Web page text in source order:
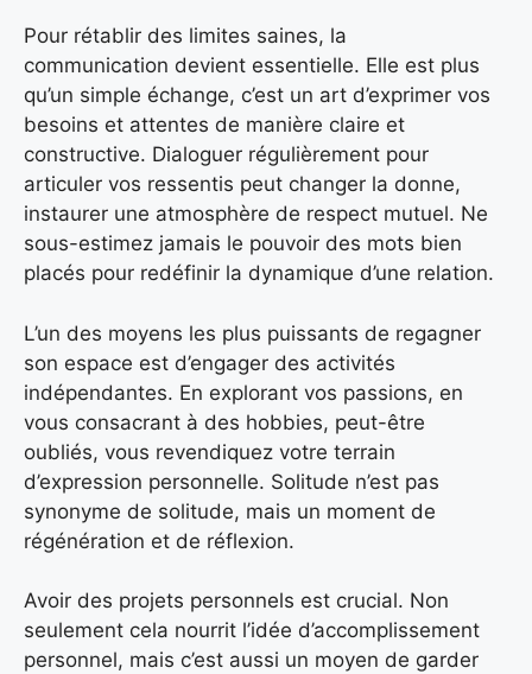
Pour rétablir des limites saines, la
communication devient essentielle. Elle est plus
qu’un simple échange, c’est un art d’exprimer vos
besoins et attentes de manière claire et
constructive. Dialoguer régulièrement pour
articuler vos ressentis peut changer la donne,
instaurer une atmosphère de respect mutuel. Ne
sous-estimez jamais le pouvoir des mots bien
placés pour redéfinir la dynamique d’une relation.
L’un des moyens les plus puissants de regagner
son espace est d’engager des activités
indépendantes. En explorant vos passions, en
vous consacrant à des hobbies, peut-être
oubliés, vous revendiquez votre terrain
d’expression personnelle. Solitude n’est pas
synonyme de solitude, mais un moment de
régénération et de réflexion.
Avoir des projets personnels est crucial. Non
seulement cela nourrit l’idée d’accomplissement
personnel, mais c’est aussi un moyen de garder